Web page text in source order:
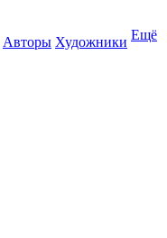
Авторы Художники Ещё